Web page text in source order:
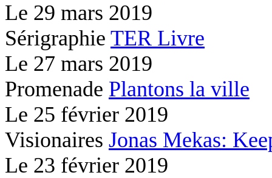
Le 29 mars 2019
Sérigraphie TER Livre
Le 27 mars 2019
Promenade Plantons la ville
Le 25 février 2019
Visionaires Jonas Mekas:
Le 23 février 2019